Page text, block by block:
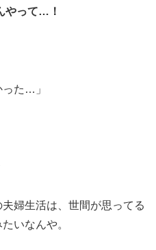
やって…！
った…」
婦生活は、世間が思ってる
いなんや。